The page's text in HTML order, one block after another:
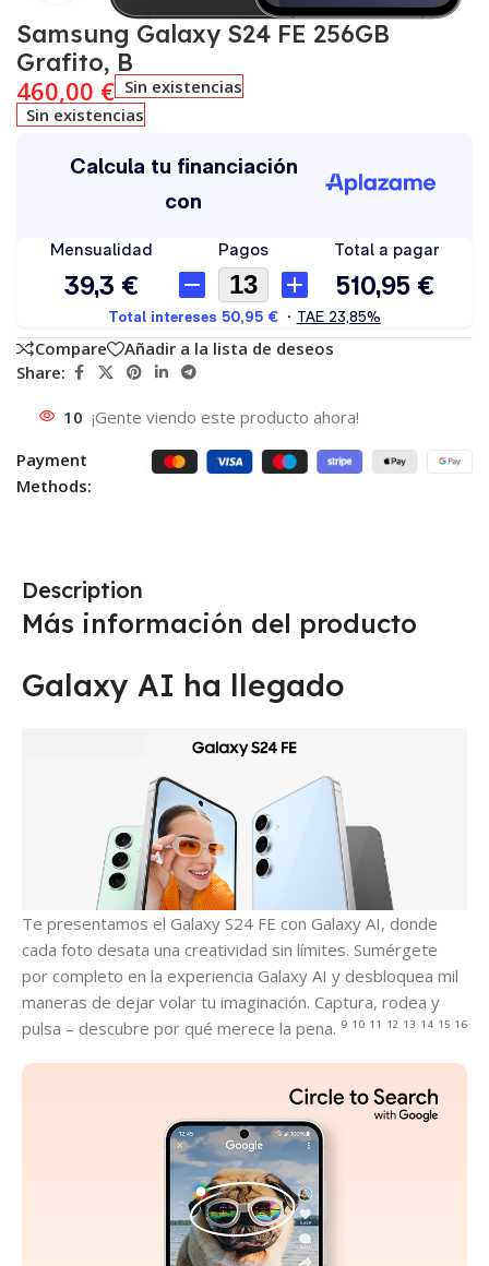
Samsung Galaxy S24 FE 256GB
Grafito, B
460,00 € Sin existencias
Sin existencias
Compare
Añadir a la lista de deseos
Share:
10 ¡Gente viendo este producto ahora!
Payment
Methods:
Description
Más información del producto
Galaxy AI ha llegado
Te presentamos el Galaxy S24 FE con Galaxy AI, donde
cada foto desata una creatividad sin límites. Sumérgete
por completo en la experiencia Galaxy AI y desbloquea mil
maneras de dejar volar tu imaginación. Captura, rodea y
pulsa – descubre por qué merece la pena. ⁹ ¹⁰ ¹¹ ¹² ¹³ ¹⁴ ¹⁵ ¹⁶